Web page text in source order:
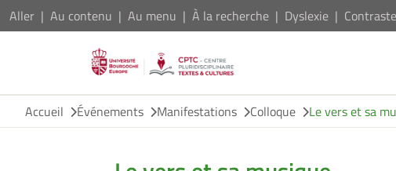
Aller Au contenu Au menu À la recherche Dyslexie Contraste
Accueil
Événements Manifestations Colloque Le vers et sa